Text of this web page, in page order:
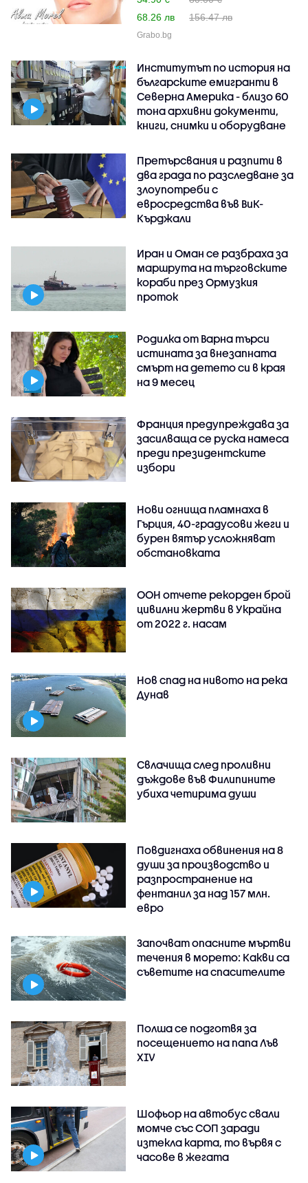
68.26 лв
156.47 лв
Grabo.bg
Институтът по история на
българските емигранти в
Северна Америка - близо 60
тона архивни документи,
книги, снимки и оборудване
Претърсвания и разпити в
два града по разследване за
злоупотреби с
евросредства във ВиК-
Кърджали
Иран и Оман се разбраха за
маршрута на търговските
кораби през Ормузкия
проток
Родилка от Варна търси
истината за внезапната
смърт на детето си в края
на 9 месец
Франция предупреждава за
засилваща се руска намеса
преди президентските
избори
Нови огнища пламнаха в
Гърция, 40-градусови жеги и
бурен вятър усложняват
обстановката
ООН отчете рекорден брой
цивилни жертви в Украйна
от 2022 г. насам
Нов спад на нивото на река
Дунав
Свлачища след проливни
дъждове във Филипините
убиха четирима души
Повдигнаха обвинения на 8
души за производство и
разпространение на
фентанил за над 157 млн.
евро
Започват опасните мъртви
течения в морето: Какви са
съветите на спасителите
Полша се подготвя за
посещението на папа Лъв
XIV
Шофьор на автобус свали
момче със СОП заради
изтекла карта, то вървя с
часове в жегата